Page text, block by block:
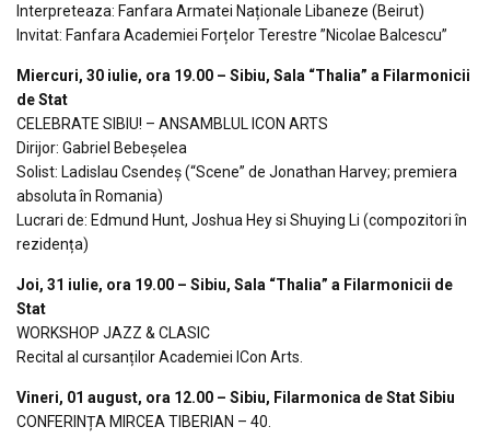
Interpreteaza: Fanfara Armatei Naționale Libaneze (Beirut)
Invitat: Fanfara Academiei Forțelor Terestre ”Nicolae Balcescu”
Miercuri, 30 iulie, ora 19.00 – Sibiu, Sala “Thalia” a Filarmonicii
de Stat
CELEBRATE SIBIU! – ANSAMBLUL ICON ARTS
Dirijor: Gabriel Bebeșelea
Solist: Ladislau Csendeș (“Scene” de Jonathan Harvey; premiera
absoluta în Romania)
Lucrari de: Edmund Hunt, Joshua Hey si Shuying Li (compozitori în
rezidența)
Joi, 31 iulie, ora 19.00 – Sibiu, Sala “Thalia” a Filarmonicii de
Stat
WORKSHOP JAZZ & CLASIC
Recital al cursanților Academiei ICon Arts.
Vineri, 01 august, ora 12.00 – Sibiu, Filarmonica de Stat Sibiu
CONFERINȚA MIRCEA TIBERIAN – 40.